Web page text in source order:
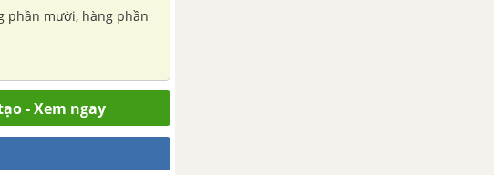
phần mười, hàng phần
- Xem ngay